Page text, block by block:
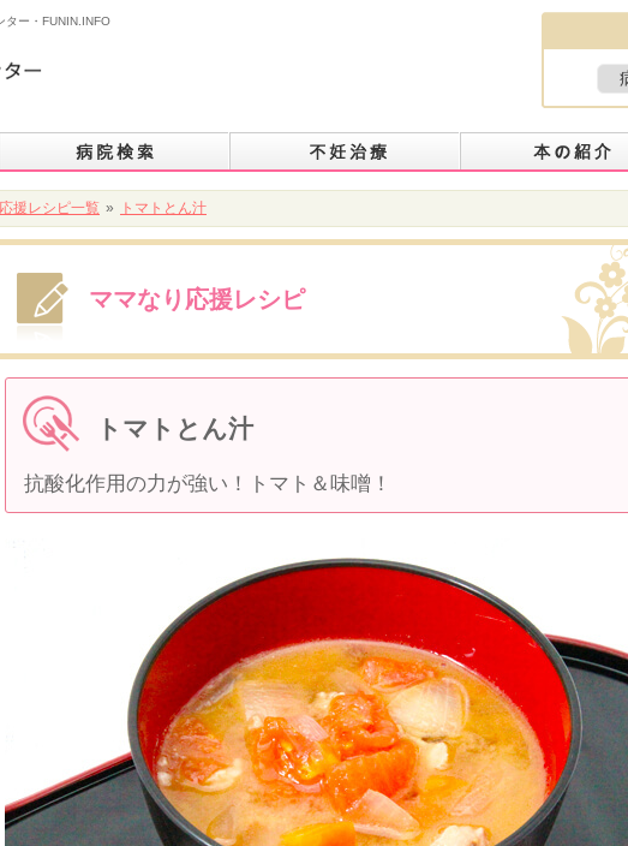
ター・FUNIN.INFO
援レシピ一覧 » トマトとん汁
ママなり応援レシピ
トマトとん汁
抗酸化作用の力が強い！トマト＆味噌！